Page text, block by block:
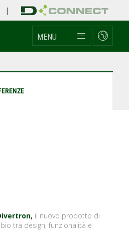
|
MENU
, il nuovo prodotto di
tra design, funzionalità e